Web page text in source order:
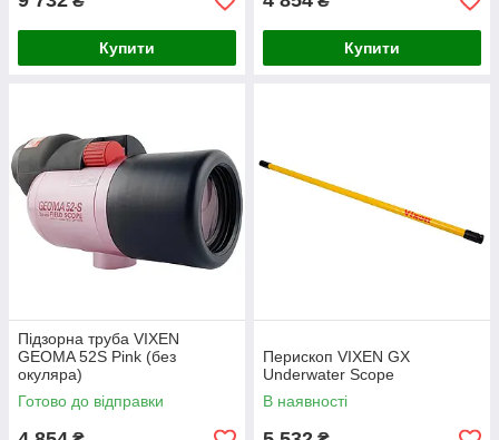
Купити Купити
Підзорна труба VIXEN
GEOMA 52S Pink (без
окуляра)
Готово до відправки
Перископ VIXEN GX
Underwater Scope
В наявності